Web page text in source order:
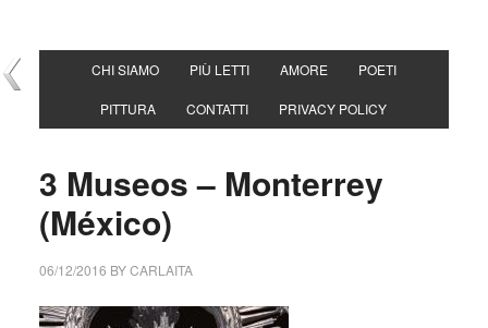
CHI SIAMO PIÙ LETTI AMORE POETI
PITTURA CONTATTI PRIVACY POLICY
3 Museos – Monterrey
(México)
06/12/2016 BYCARLAITA